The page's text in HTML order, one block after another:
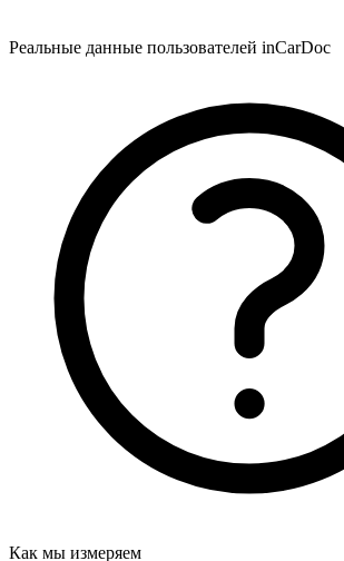
Реальные данные пользователей inCarDoc
Как мы измеряем